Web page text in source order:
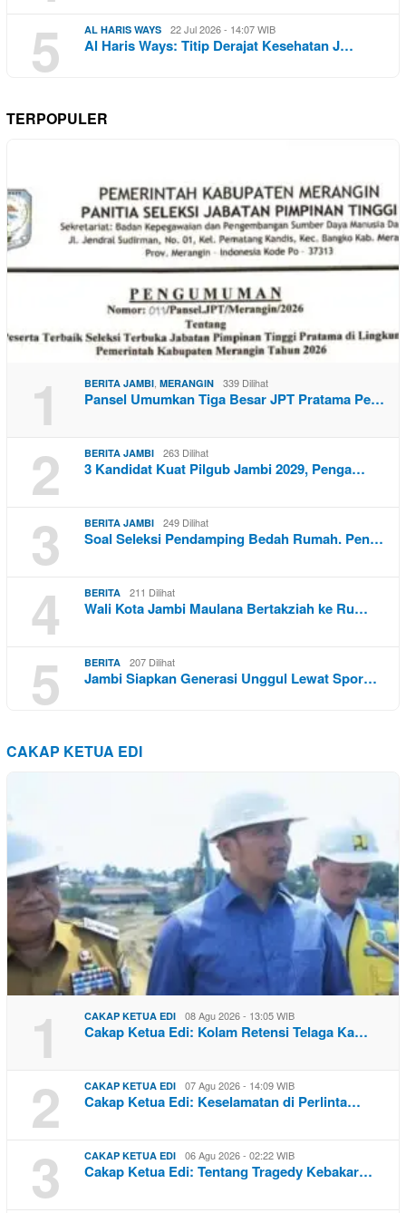
5
AL HARIS WAYS 22 Jul 2026 - 14:07 WIB
Al Haris Ways: Titip Derajat Kesehatan J…
TERPOPULER
1 BERITA JAMBI MERANGIN 339 Dilihat
Pansel Umumkan Tiga Besar JPT Pratama Pe…
2 BERITA JAMBI 263 Dilihat
3 Kandidat Kuat Pilgub Jambi 2029, Penga…
3 BERITA JAMBI 249 Dilihat
Soal Seleksi Pendamping Bedah Rumah. Pen…
4 BERITA 211 Dilihat
Wali Kota Jambi Maulana Bertakziah ke Ru…
5 BERITA 207 Dilihat
Jambi Siapkan Generasi Unggul Lewat Spor…
CAKAP KETUA EDI
1 CAKAP KETUA EDI 08 Agu 2026 - 13:05 WIB
Cakap Ketua Edi: Kolam Retensi Telaga Ka…
2 CAKAP KETUA EDI 07 Agu 2026 - 14:09 WIB
Cakap Ketua Edi: Keselamatan di Perlinta…
3 CAKAP KETUA EDI 06 Agu 2026 - 02:22 WIB
Cakap Ketua Edi: Tentang Tragedy Kebakar…